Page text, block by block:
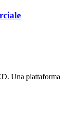
Una piattaforma